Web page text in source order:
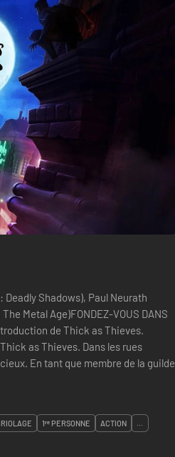
Shadows), Paul Neurath
Metal Age)FONDEZ-VOUS DANS
de Thick as Thieves.
as Thieves. Dans les rues
En tant que membre de la guilde
1ʳᵉ PERSONNE ACTION ...